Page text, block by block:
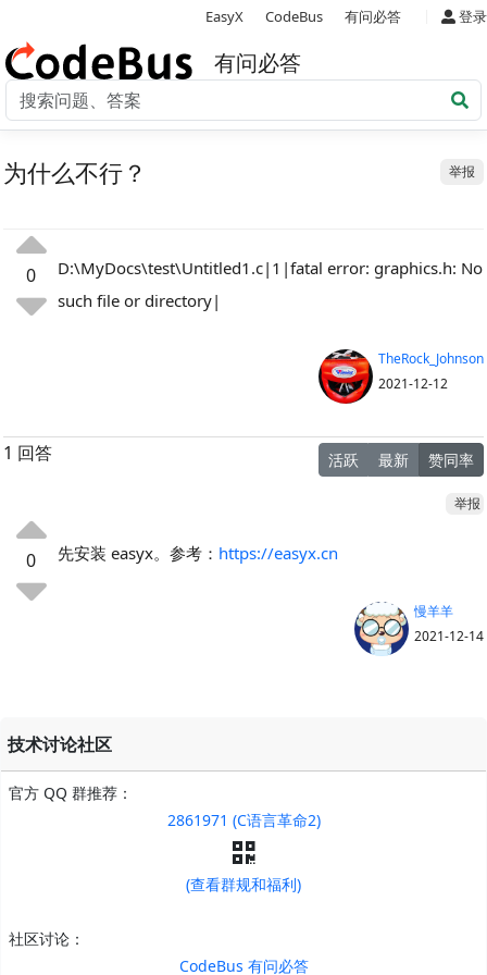
EasyX CodeBus 有问必答 登录
有问必答
举报
为什么不行？
0
D:\MyDocs\test\Untitled1.c|1|fatal error: graphics.h: No
such file or directory|
TheRock_Johnson
2021-12-12
1 回答 活跃 最新 赞同率
举报
0 先安装 easyx。参考： https://easyx.cn
慢羊羊
2021-12-14
技术讨论社区
官方 QQ 群推荐：
2861971 (C语言革命2)
(查看群规和福利)
社区讨论：
CodeBus 有问必答